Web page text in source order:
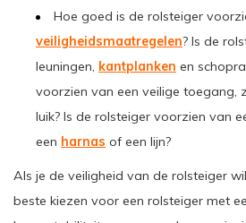
Hoe goed is de rolsteiger
veiligheidsmaatregelen? Is de
leuningen, kantplanken en
voorzien van een veilige toegang,
luik? Is de rolsteiger voorzien van
een harnas of een lijn?
Als je de veiligheid van de rolsteiger
beste kiezen voor een rolsteiger met